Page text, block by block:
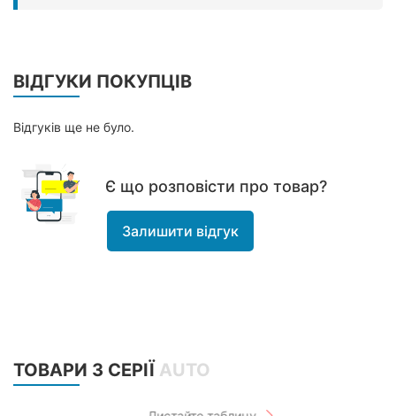
ВІДГУКИ ПОКУПЦІВ
Відгуків ще не було.
Є що розповісти про товар?
Залишити відгук
ТОВАРИ З СЕРІЇ AUTO